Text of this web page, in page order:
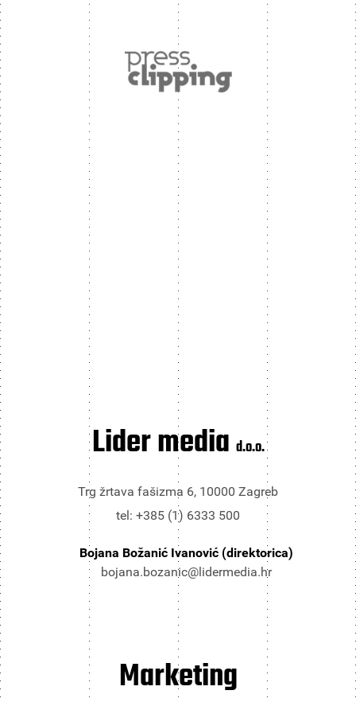
Lider media d.o.o.
Trg žrtava fašizma 6, 10000 Zagreb
tel: +385 (1) 6333 500
Bojana Božanić Ivanović (direktorica)
bojana.bozanic@lidermedia.hr
Marketing